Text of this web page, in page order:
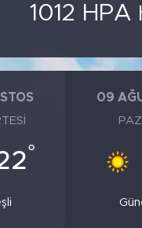
1012 HPA
°
09